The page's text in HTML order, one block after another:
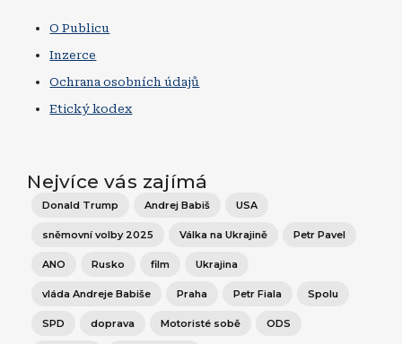
O Publicu
Inzerce
Ochrana osobních údajů
Etický kodex
Nejvíce vás zajímá
Donald Trump Andrej Babiš USA
sněmovní volby 2025 Válka na Ukrajině Petr Pavel
ANO Rusko film Ukrajina
vláda Andreje Babiše Praha Petr Fiala Spolu
SPD doprava Motoristé sobě ODS